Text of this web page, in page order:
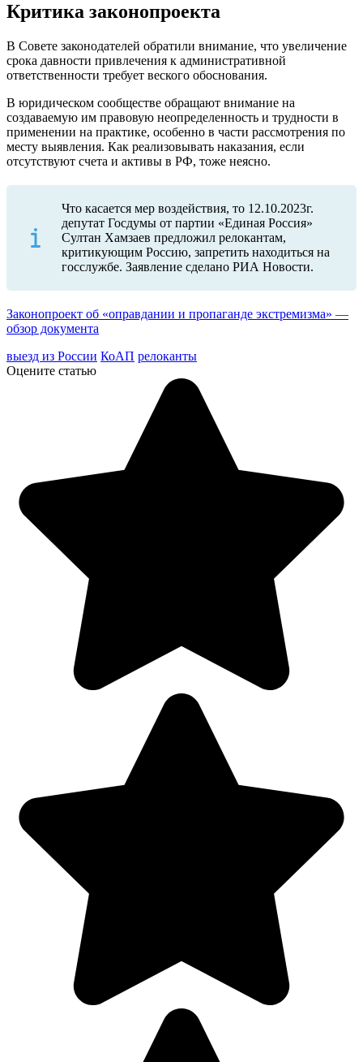
Критика законопроекта
В Совете законодателей обратили внимание, что увеличение
срока давности привлечения к административной
ответственности требует веского обоснования.
В юридическом сообществе обращают внимание на
создаваемую им правовую неопределенность и трудности в
применении на практике, особенно в части рассмотрения по
месту выявления. Как реализовывать наказания, если
отсутствуют счета и активы в РФ, тоже неясно.
Что касается мер воздействия, то 12.10.2023г.
депутат Госдумы от партии «Единая Россия»
Султан Хамзаев предложил релокантам,
критикующим Россию, запретить находиться на
госслужбе. Заявление сделано РИА Новости.
Законопроект об «оправдании и пропаганде экстремизма» —
обзор документа
выезд из России КоАП релоканты
Оцените статью